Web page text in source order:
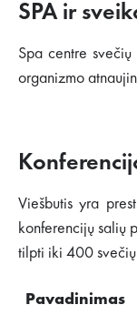
SPA ir
Spa centre
organizmo
Viešbutis yra
konferencijų salių
tilpti iki 400
Pavadinimas